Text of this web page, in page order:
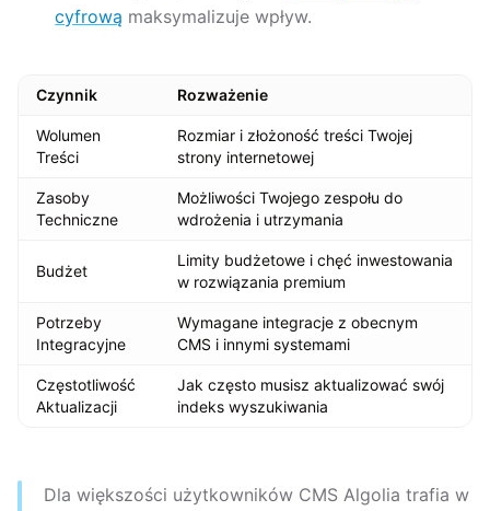
cyfrową maksymalizuje wpływ.
Czynnik Rozważenie
Wolumen
Treści
Rozmiar i złożoność treści Twojej
strony internetowej
Zasoby
Techniczne
Możliwości Twojego zespołu do
wdrożenia i utrzymania
Budżet
Limity budżetowe i chęć inwestowania
w rozwiązania premium
Potrzeby
Integracyjne
Wymagane integracje z obecnym
CMS i innymi systemami
Częstotliwość
Aktualizacji
Jak często musisz aktualizować swój
indeks wyszukiwania
Dla większości użytkowników CMS Algolia trafia w